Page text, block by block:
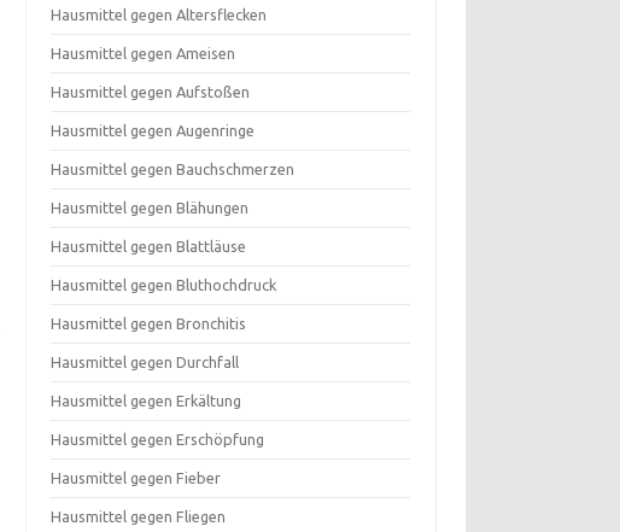
Hausmittel gegen Altersflecken
Hausmittel gegen Ameisen
Hausmittel gegen Aufstoßen
Hausmittel gegen Augenringe
Hausmittel gegen Bauchschmerzen
Hausmittel gegen Blähungen
Hausmittel gegen Blattläuse
Hausmittel gegen Bluthochdruck
Hausmittel gegen Bronchitis
Hausmittel gegen Durchfall
Hausmittel gegen Erkältung
Hausmittel gegen Erschöpfung
Hausmittel gegen Fieber
Hausmittel gegen Fliegen